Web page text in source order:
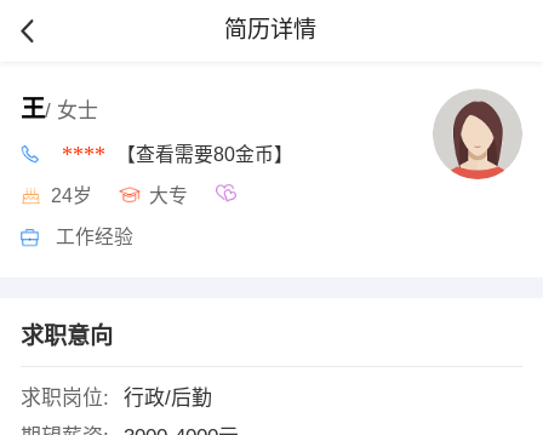
简历详情
王/ 女士
**** 【查看需要80金币】
24岁 大专
工作经验
求职意向
求职岗位:
行政/后勤